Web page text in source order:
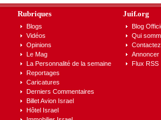
Rubriques
Blogs
Vidéos
Opinions
Le Mag
La Personnalité de la semaine
Reportages
Caricatures
Derniers Commentaires
Billet Avion Israel
Hôtel Israel
Juif.org
Blog
Qui
Annoncer
Flux RSS